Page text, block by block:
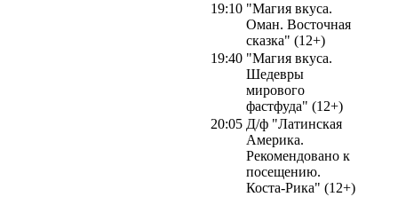
19:10 "Магия вкуса.
Оман. Восточная
сказка" (12+)
19:40 "Магия вкуса.
Шедевры
мирового
фастфуда" (12+)
20:05 Д/ф "Латинская
Америка.
Рекомендовано к
посещению.
Коста-Рика" (12+)